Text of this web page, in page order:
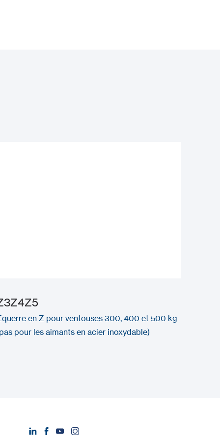
en Z pour ventouses 300, 400 et 500 kg
pour les aimants en acier inoxydable)